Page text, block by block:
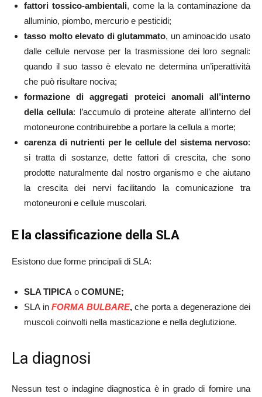
fattori tossico-ambientali, come la la contaminazione da
alluminio, piombo, mercurio e pesticidi;
tasso molto elevato di glutammato, un aminoacido usato
dalle cellule nervose per la trasmissione dei loro segnali:
quando il suo tasso è elevato ne determina un’iperattività
che può risultare nociva;
formazione di aggregati proteici anomali all’interno
della cellula: l’accumulo di proteine alterate all’interno del
motoneurone contribuirebbe a portare la cellula a morte;
carenza di nutrienti per le cellule del sistema nervoso:
si tratta di sostanze, dette fattori di crescita, che sono
prodotte naturalmente dal nostro organismo e che aiutano
la crescita dei nervi facilitando la comunicazione tra
motoneuroni e cellule muscolari.
E la classificazione della SLA
Esistono due forme principali di SLA:
SLA TIPICA o COMUNE;
SLA in FORMA BULBARE, che porta a degenerazione dei
muscoli coinvolti nella masticazione e nella deglutizione.
La diagnosi
Nessun test o indagine diagnostica è in grado di fornire una